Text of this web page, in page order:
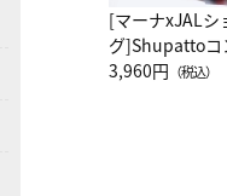
[マーナxJALシ
グ]Shupattoコ
グ Drop JAL客
3,960円 （税込）